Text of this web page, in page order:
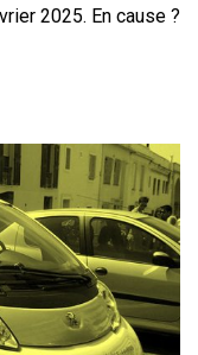
2025. En cause ?